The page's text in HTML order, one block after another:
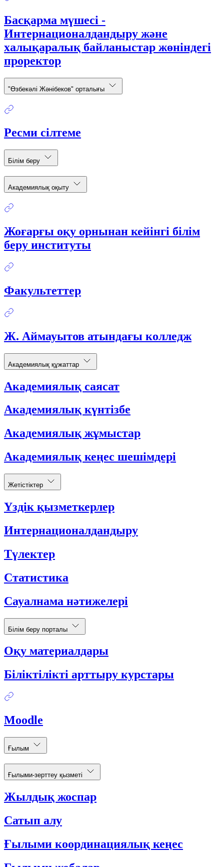
Басқарма мүшесі -
Интернационалдандыру және
халықаралық байланыстар жөніндегі
проректор
"Өзбекәлі Жәнібеков" орталығы
Ресми сілтеме
Білім беру
Академиялық оқыту
Жоғарғы оқу орнынан кейінгі білім
беру институты
Факультеттер
Ж. Аймауытов атындағы колледж
Академиялық құжаттар
Академиялық саясат
Академиялық күнтізбе
Академиялық жұмыстар
Академиялық кеңес шешімдері
Жетістіктер
Үздік қызметкерлер
Интернационалдандыру
Түлектер
Статистика
Сауалнама нәтижелері
Білім беру порталы
Оқу материалдары
Біліктілікті арттыру курстары
Moodle
Ғылым
Ғылыми-зерттеу қызметі
Жылдық жоспар
Сатып алу
Ғылыми координациялық кеңес